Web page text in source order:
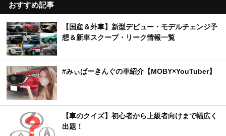
おすすめ記事
【国産＆外車】新型デビュー・モデルチェンジ予
想＆新車スクープ・リーク情報一覧
#みぃぱーきんぐの車紹介【MOBY×YouTuber】
【車のクイズ】初心者から上級者向けまで幅広く
出題！